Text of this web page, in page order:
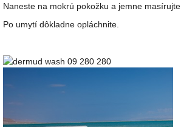
Naneste na mokrú pokožku a jemne masírujte.
Po umytí dôkladne opláchnite.